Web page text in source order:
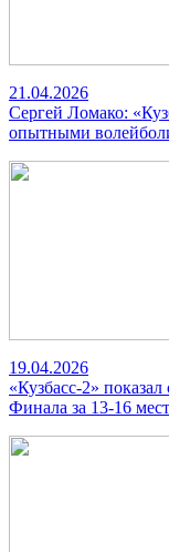
21.04.2026
Сергей Ломако:
опытными
19.04.2026
«Кузбасс-2»
Финала за 13-16